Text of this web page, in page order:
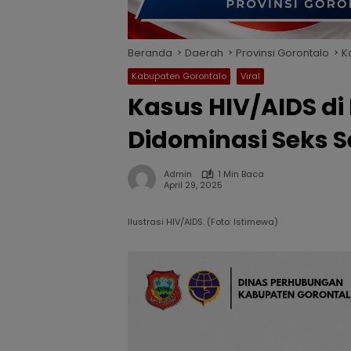
Beranda Daerah Provinsi Gorontalo
Kabupaten Gorontalo Viral
Kasus HIV/AIDS
Didominasi Seks
Admin
1 Min Baca
April 29, 2025
Ilustrasi HIV/AIDS. (Foto: Istimewa)